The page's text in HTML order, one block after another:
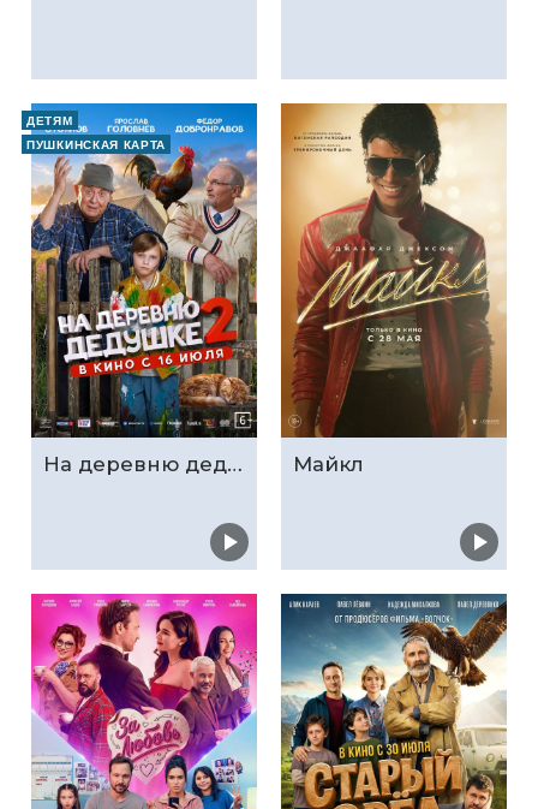
ДЕТЯМ
ПУШКИНСКАЯ КАРТА
На деревню дедушке 2 Майкл